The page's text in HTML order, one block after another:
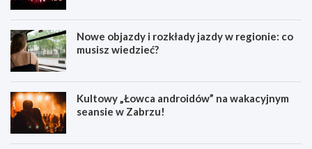
Nowe objazdy i rozkłady jazdy w regionie: co
musisz wiedzieć?
Kultowy „Łowca androidów” na wakacyjnym
seansie w Zabrzu!